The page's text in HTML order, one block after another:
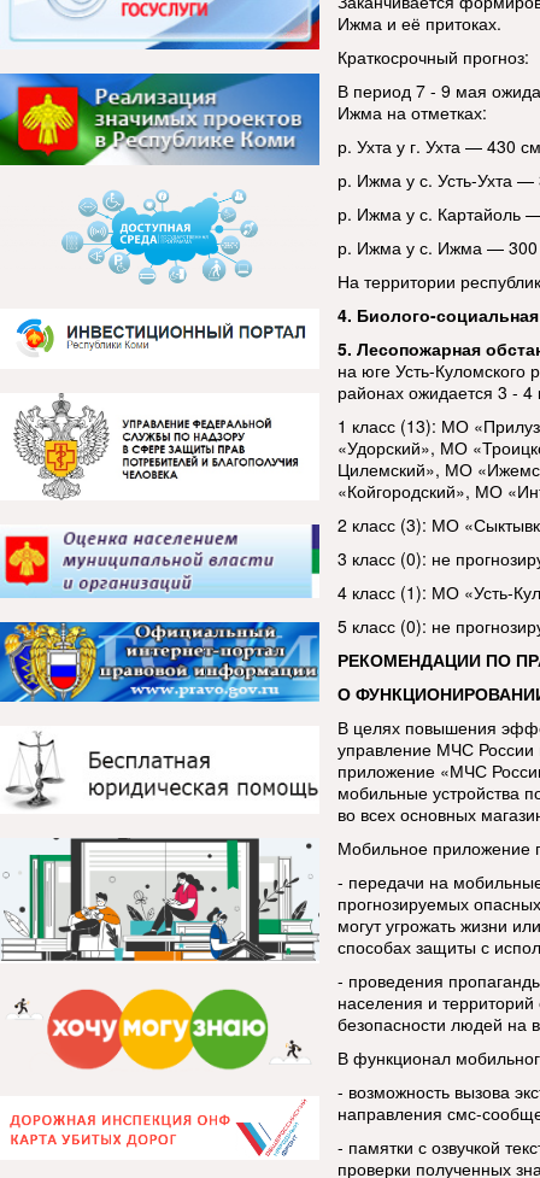
Ижма и её притоках.
Краткосрочный прогноз:
В период 7 - 9 мая
Ижма на отметках:
р. Ухта у г. Ухта — 430
р. Ижма у с. Усть-Ухта —
р. Ижма у с. Картайоль
р. Ижма у с. Ижма —
На территории
4. Биолого-
5. Лесопожарная
на юге Усть-Куломского
районах ожидается 3 - 4
1 класс (13): МО
«Удорский», МО
Цилемский», МО
«Койгородский», МО
2 класс (3): МО
3 класс (0): не
4 класс (1): МО «Усть-
5 класс (0): не
РЕКОМЕНДАЦИИ ПО
О
В целях повышения
управление МЧС России
приложение «МЧС
мобильные устройства
во всех основных
Мобильное приложение
- передачи на
прогнозируемых
могут угрожать жизни
способах защиты с
- проведения
населения и
безопасности людей на
В функционал
- возможность вызова
направления смс-
- памятки с озвучкой
проверки полученных